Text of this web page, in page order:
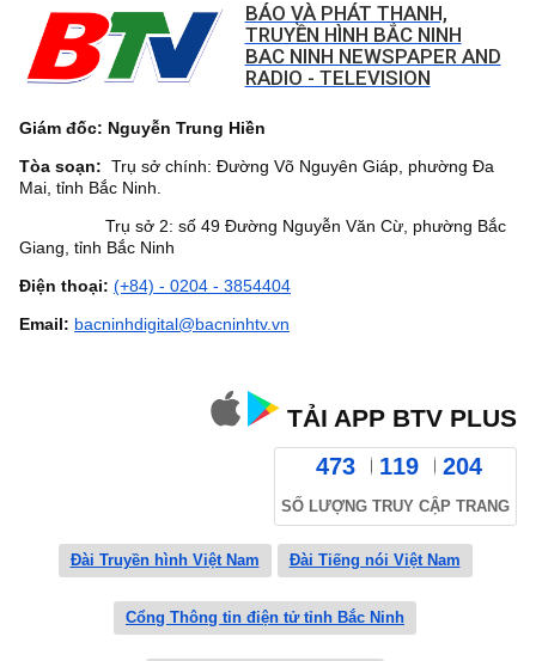
BÁO VÀ PHÁT THANH,
TRUYỀN HÌNH BẮC NINH
BAC NINH NEWSPAPER AND
RADIO - TELEVISION
Giám đốc: Nguyễn Trung Hiền
Tòa soạn: Trụ sở chính: Đường Võ Nguyên Giáp, phường Đa
Mai, tỉnh Bắc Ninh.
Trụ sở 2: số 49 Đường Nguyễn Văn Cừ, phường Bắc
Giang, tỉnh Bắc Ninh
Điện thoại: (+84) - 0204 - 3854404
Email: bacninhdigital@bacninhtv.vn
TẢI APP BTV PLUS
473 119 204
SỐ LƯỢNG TRUY CẬP TRANG
Đài Truyền hình Việt Nam Đài Tiếng nói Việt Nam
Cổng Thông tin điện tử tỉnh Bắc Ninh